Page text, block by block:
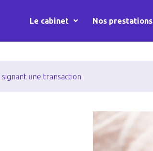
Le cabinet Nos prestations
une transaction